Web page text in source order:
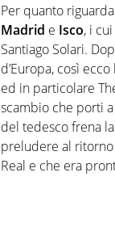
Per quanto
Madrid e Isco, i
Santiago Solari.
d’Europa, così
ed in particolare
scambio che porti
del tedesco frena
preludere al
Real e che era